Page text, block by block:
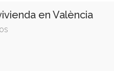
en València